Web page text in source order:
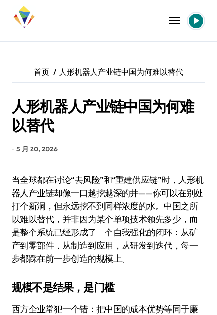
首页 人形机器人产业链中国为何难以替代
人形机器人产业链中国为何难
以替代
5 月 20, 2026
当全球都在讨论“去风险”和“重建供应链”时，人形机
器人产业链却像一口越挖越深的井——你可以在别处
打个新洞，但永远挖不到同样浓度的水。中国之所
以难以替代，并非因为某个单项技术领先多少，而
是整个系统已经形成了一个自我强化的闭环：从矿
产到零部件，从制造到应用，从研发到迭代，每一
步都踩在前一步创造的规模上。
规模不是结果，是门槛
西方企业常犯一个错：把中国的成本优势等同于廉